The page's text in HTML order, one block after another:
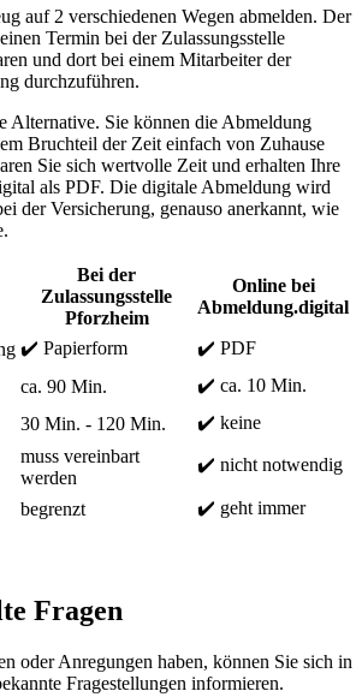
auf 2 verschiedenen Wegen abmelden. Der
Termin bei der Zulassungsstelle
und dort bei einem Mitarbeiter der
durchzuführen.
Alternative. Sie können die Abmeldung
Bruchteil der Zeit einfach von Zuhause
Sie sich wertvolle Zeit und erhalten Ihre
als PDF. Die digitale Abmeldung wird
der Versicherung, genauso anerkannt, wie
Bei der
Zulassungsstelle
Pforzheim
Online bei
Abmeldung.digital
✔️ Papierform
✔️ PDF
ca. 90 Min.
✔️ ca. 10 Min.
30 Min. - 120 Min. ✔️ keine
muss vereinbart
werden
✔️ nicht notwendig
begrenzt ✔️ geht immer
Fragen
oder Anregungen haben, können Sie sich in
Fragestellungen informieren.